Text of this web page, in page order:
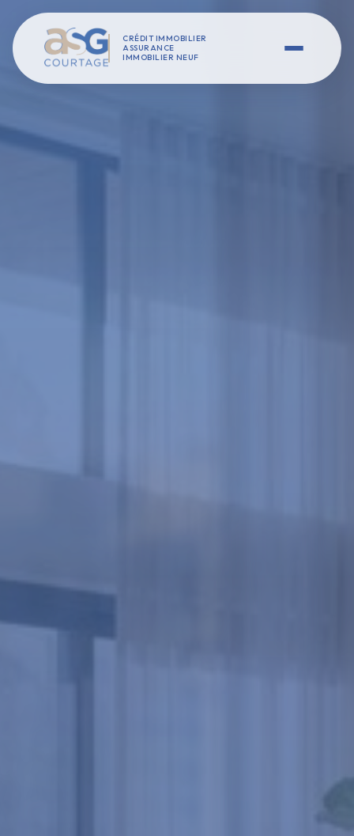
CRÉDIT IMMOBILIER
ASSURANCE
IMMOBILIER NEUF